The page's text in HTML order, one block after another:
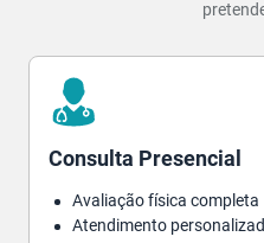
Consulta Presencial
Avaliação física completa
Atendimento